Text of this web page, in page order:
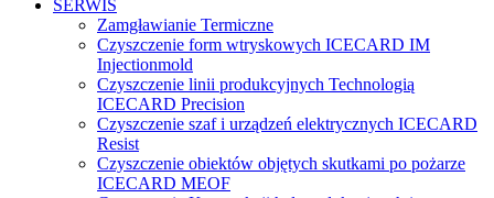
SERWIS
Zamgławianie Termiczne
Czyszczenie form wtryskowych ICECARD IM
Injectionmold
Czyszczenie linii produkcyjnych Technologią
ICECARD Precision
Czyszczenie szaf i urządzeń elektrycznych ICECARD
Resist
Czyszczenie obiektów objętych skutkami po pożarze
ICECARD MEOF